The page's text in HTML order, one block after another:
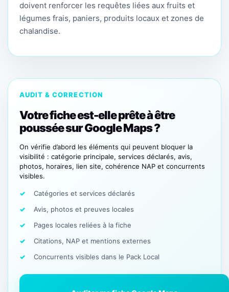
doivent renforcer les requêtes liées aux fruits et
légumes frais, paniers, produits locaux et zones de
chalandise.
AUDIT & CORRECTION
Votre fiche est-elle prête à être
poussée sur Google Maps ?
On vérifie d’abord les éléments qui peuvent bloquer la
visibilité : catégorie principale, services déclarés, avis,
photos, horaires, lien site, cohérence NAP et concurrents
visibles.
Catégories et services déclarés
Avis, photos et preuves locales
Pages locales reliées à la fiche
Citations, NAP et mentions externes
Concurrents visibles dans le Pack Local